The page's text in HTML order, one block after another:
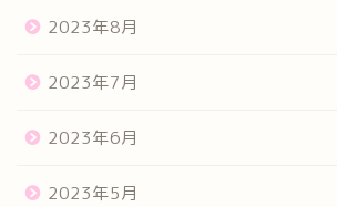
2023年8月
2023年7月
2023年6月
2023年5月